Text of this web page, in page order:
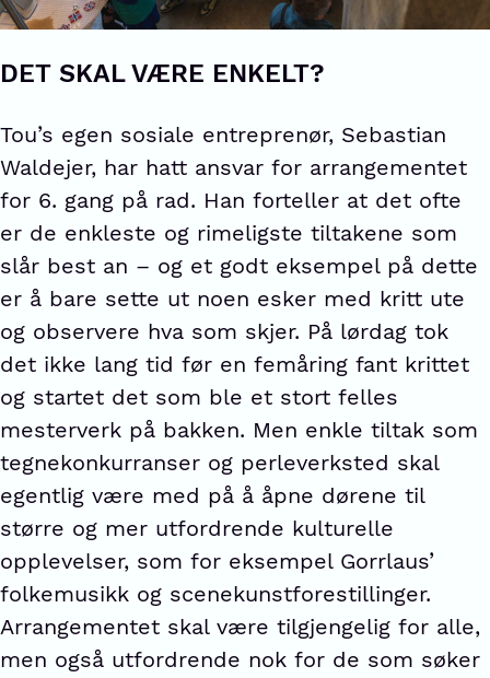
DET SKAL VÆRE ENKELT?
Tou’s egen sosiale entreprenør, Sebastian
Waldejer, har hatt ansvar for arrangementet
for 6. gang på rad. Han forteller at det ofte
er de enkleste og rimeligste tiltakene som
slår best an – og et godt eksempel på dette
er å bare sette ut noen esker med kritt ute
og observere hva som skjer. På lørdag tok
det ikke lang tid før en femåring fant krittet
og startet det som ble et stort felles
mesterverk på bakken. Men enkle tiltak som
tegnekonkurranser og perleverksted skal
egentlig være med på å åpne dørene til
større og mer utfordrende kulturelle
opplevelser, som for eksempel Gorrlaus’
folkemusikk og scenekunstforestillinger.
Arrangementet skal være tilgjengelig for alle,
men også utfordrende nok for de som søker